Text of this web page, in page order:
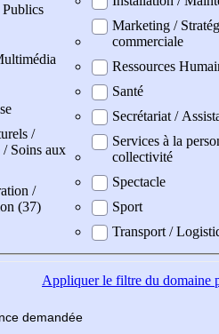
/
Soins aux
/
(37)
Marketing /
commerciale
Ressources
Santé
Secrétariat /
Services à la
collectivité
Spectacle
Sport
Transport /
Appliquerle filtre du domaine
demandée